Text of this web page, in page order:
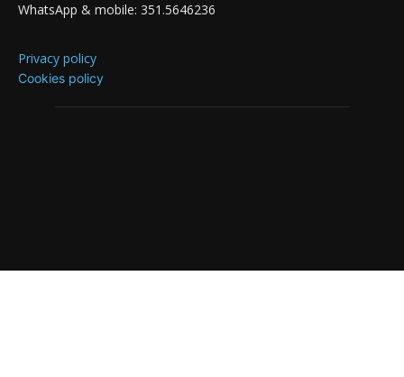
WhatsApp & mobile: 351.5646236
Privacy policy
Cookies policy